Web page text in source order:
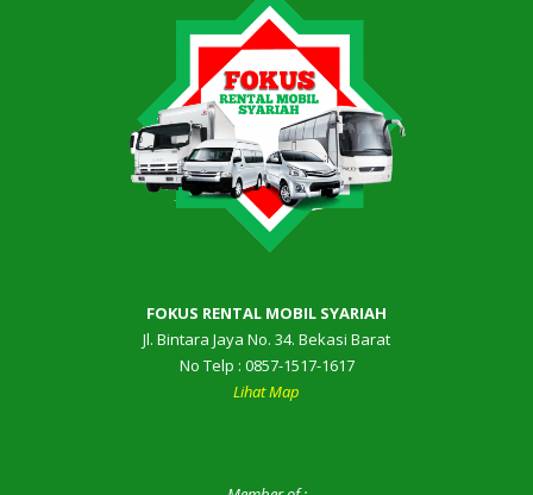
FOKUS RENTAL MOBIL SYARIAH
Jl. Bintara Jaya No. 34. Bekasi Barat
No Telp : 0857-1517-1617
Lihat Map